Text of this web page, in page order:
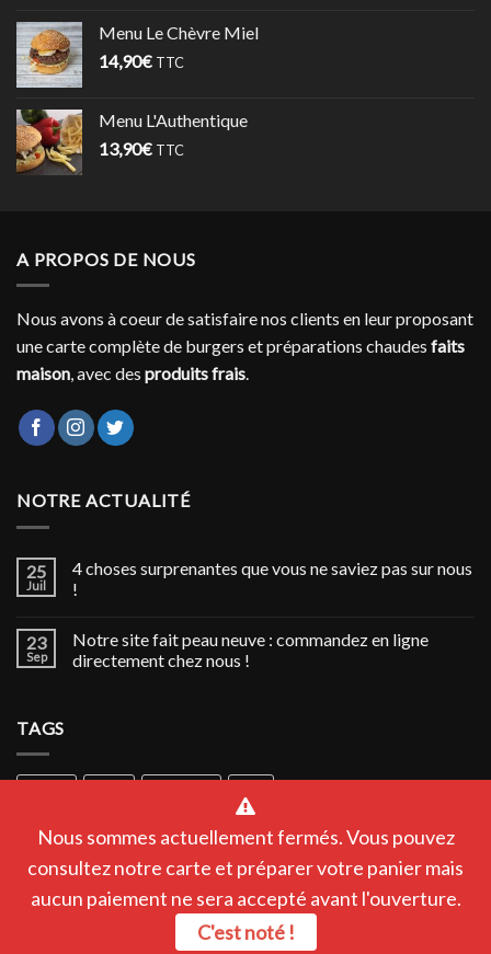
Menu Le Chèvre Miel
14,90€ TTC
Menu L'Authentique
13,90€ TTC
A PROPOS DE NOUS
Nous avons à coeur de satisfaire nos clients en leur proposant
une carte complète de burgers et préparations chaudes faits
maison, avec des produits frais.
NOTRE ACTUALITÉ
25
Juil
4 choses surprenantes que vous ne saviez pas sur nous
!
23
Sep
Notre site fait peau neuve : commandez en ligne
directement chez nous !
TAGS
NOS ACTUALITÉS
CONTACTEZ-NOUS
MENTIONS LÉGALES
CGV
Nous sommes actuellement fermés. Vous pouvez
consultez notre carte et préparer votre panier mais
aucun paiement ne sera accepté avant l'ouverture.
C'est noté !